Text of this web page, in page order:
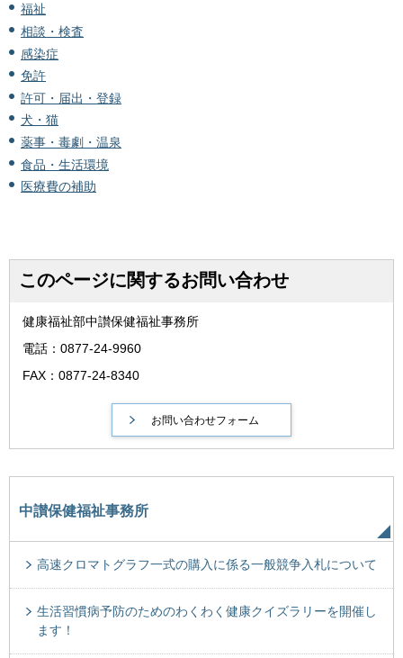
福祉
相談・検査
感染症
免許
許可・届出・登録
犬・猫
薬事・毒劇・温泉
食品・生活環境
医療費の補助
このページに関するお問い合わせ
健康福祉部中讃保健福祉事務所
電話：0877-24-9960
FAX：0877-24-8340
中讃保健福祉事務所
高速クロマトグラフ一式の購入に係る一般競争入札について
生活習慣病予防のためのわくわく健康クイズラリーを開催し
ます！